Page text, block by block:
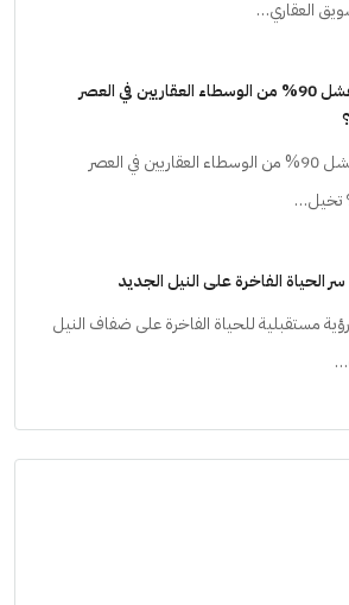
العقاري…
لماذا يفشل 90% من الوسطاء العقاريين في العصر
لماذا يفشل 90% من الوسطاء العقاريين في العصر
تخيل…
الحياة الفاخرة على النيل الجديد
مستقبلية للحياة الفاخرة على ضفاف النيل